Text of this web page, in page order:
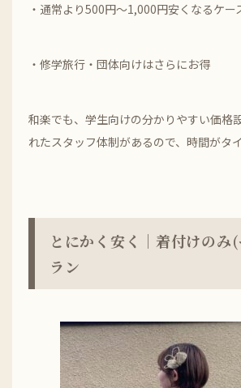
・通常より500円～1,000円安くなるケー
・修学旅行・団体向けはさらにお得
和楽でも、学生向けの分かりやすい価格
れたスタッフ体制があるので、時間がタ
とにかく安く｜着付けのみ
ラン